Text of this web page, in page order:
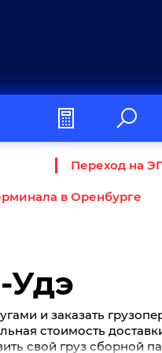
Переход на
в Оренбурге
Удэ
и заказать
стоимость
свой груз сборной